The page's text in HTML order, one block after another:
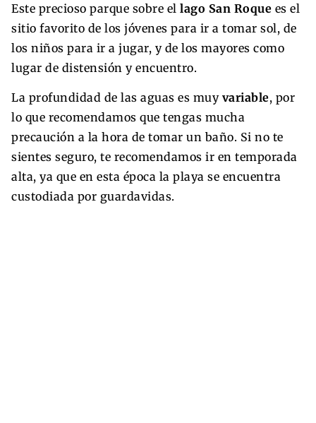
Este precioso parque sobre el lago San Roque es el
sitio favorito de los jóvenes para ir a tomar sol, de
los niños para ir a jugar, y de los mayores como
lugar de distensión y encuentro.
La profundidad de las aguas es muy variable, por
lo que recomendamos que tengas mucha
precaución a la hora de tomar un baño. Si no te
sientes seguro, te recomendamos ir en temporada
alta, ya que en esta época la playa se encuentra
custodiada por guardavidas.